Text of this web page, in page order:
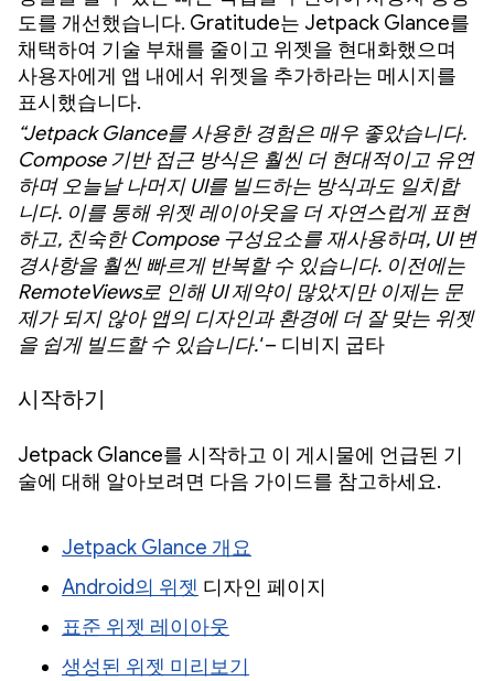
도를 개선했습니다. Gratitude는 Jetpack Glance를
채택하여 기술 부채를 줄이고 위젯을 현대화했으며
사용자에게 앱 내에서 위젯을 추가하라는 메시지를
표시했습니다.
“Jetpack Glance를 사용한 경험은 매우 좋았습니다.
Compose 기반 접근 방식은 훨씬 더 현대적이고 유연
하며 오늘날 나머지 UI를 빌드하는 방식과도 일치합
니다. 이를 통해 위젯 레이아웃을 더 자연스럽게 표현
하고, 친숙한 Compose 구성요소를 재사용하며, UI 변
경사항을 훨씬 빠르게 반복할 수 있습니다. 이전에는
RemoteViews로 인해 UI 제약이 많았지만 이제는 문
제가 되지 않아 앱의 디자인과 환경에 더 잘 맞는 위젯
을 쉽게 빌드할 수 있습니다.'– 디비지 굽타
시작하기
Jetpack Glance를 시작하고 이 게시물에 언급된 기
술에 대해 알아보려면 다음 가이드를 참고하세요.
Jetpack Glance 개요
Android의 위젯 디자인 페이지
표준 위젯 레이아웃
생성된 위젯 미리보기